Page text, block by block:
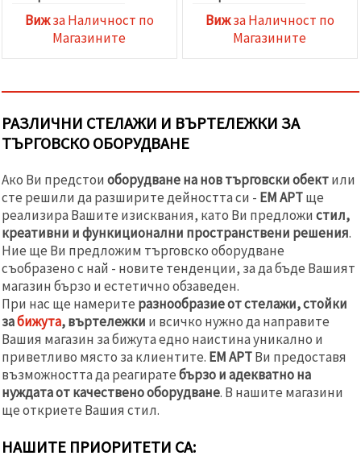
Вижза Наличност по
Магазините
Вижза Наличност по
Магазините
РАЗЛИЧНИ СТЕЛАЖИ И ВЪРТЕЛЕЖКИ ЗА
ТЪРГОВСКО ОБОРУДВАНЕ
Ако Ви предстои оборудване на нов търговски обектили
сте решили да разширите дейността си - ЕМ АРТще
реализира Вашите изисквания, като Ви предложи стил,
креативни и функиционални пространствени решения.
Ние ще Ви предложим търговско оборудване
съобразено с най - новите тенденции, за да бъде Вашият
магазин бързо и естетично обзаведен.
При нас ще намерите разнообразие от стелажи, стойки
забижута, въртележки и всичко нужно да направите
Вашия магазин за бижута едно наистина уникално и
приветливо място за клиентите. ЕМ АРТВи предоставя
възможността да реагиратебързо и адекватно на
нуждата от качествено оборудване. В нашите магазини
ще откриете Вашия стил.
НАШИТЕ ПРИОРИТЕТИ СА: